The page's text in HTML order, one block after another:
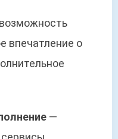
впечатление о
—